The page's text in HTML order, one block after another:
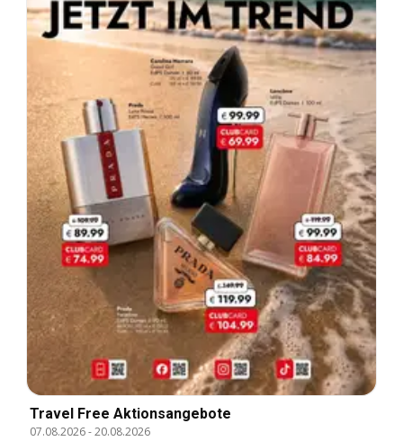
Travel Free Aktionsangebote
07.08.2026-20.08.2026